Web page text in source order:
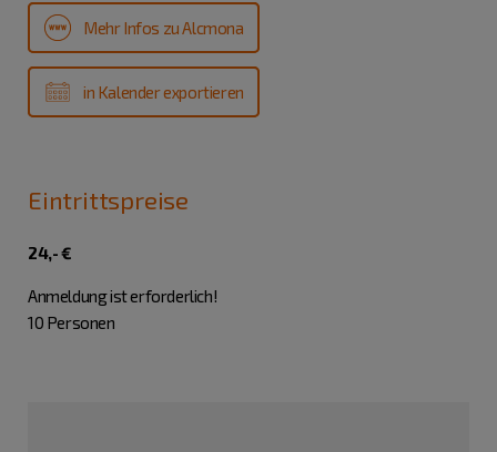
Mehr Infos zu Alcmona
in Kalender exportieren
Eintrittspreise
24,- €
Anmeldung ist erforderlich!
10 Personen